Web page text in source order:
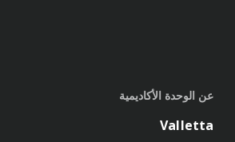
عن الوحدة الأكاديمية
Valletta